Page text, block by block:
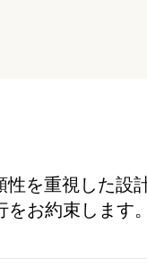
を重視した設
をお約束します